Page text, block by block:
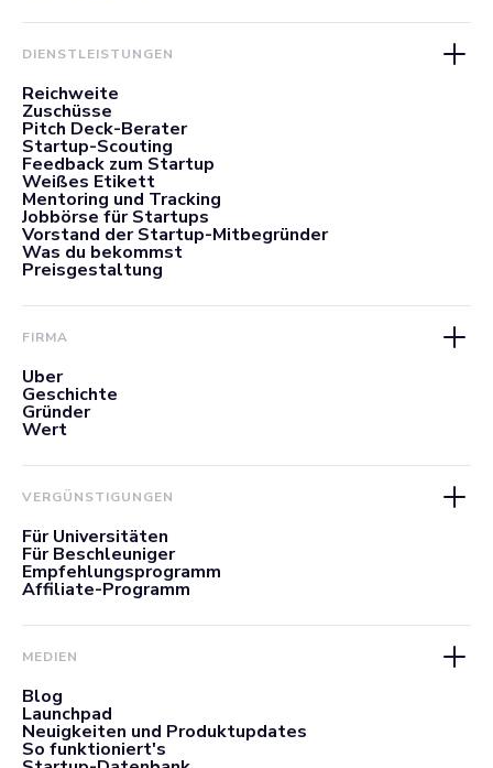
DIENSTLEISTUNGEN
Reichweite
Zuschüsse
Pitch Deck-Berater
Startup-Scouting
Feedback zum Startup
Weißes Etikett
Mentoring und Tracking
Jobbörse für Startups
Vorstand der Startup-Mitbegründer
Was du bekommst
Preisgestaltung
FIRMA
Über
Geschichte
Gründer
Wert
VERGÜNSTIGUNGEN
Für Universitäten
Für Beschleuniger
Empfehlungsprogramm
Affiliate-Programm
MEDIEN
Blog
Launchpad
Neuigkeiten und Produktupdates
So funktioniert's